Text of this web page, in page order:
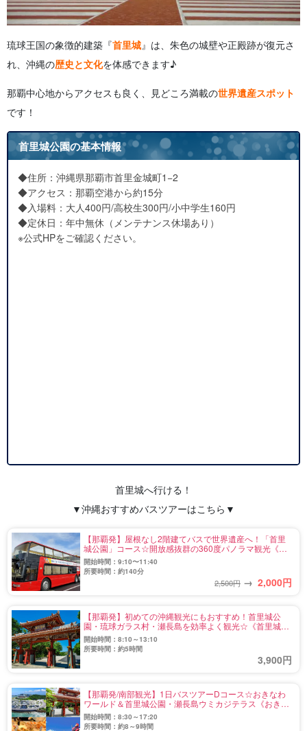
琉球王国の象徴的建築『首里城』は、朱色の城壁や正殿跡が復元さ
れ、沖縄の歴史と文化を体感できます♪
那覇中心地からアクセスも良く、見どころ満載の世界遺産スポット
です！
首里城公園の基本情報
◆住所：沖縄県那覇市首里金城町1−2
◆アクセス：那覇空港から約15分
◆入場料：大人400円/高校生300円/小中学生160円
◆定休日：年中無休（メンテナンス休場あり）
※公式HPをご確認ください。
首里城へ行ける！
▼沖縄おすすめバスツアーはこちら▼
【那覇発】屋根なし2階建てバスで世界遺産へ！「首里
城公園」コース☆開放感抜群の360度パノラマ観光《首
里城入場券付き》（No.731）
開始時間：9:10〜11:40
所要時間：約140分
2,500円 → 2,000円
【那覇発】初めての沖縄観光にもおすすめ！首里城公
園・琉球ガラス村・瀬長島を効率よく観光☆《首里城入
場券付き》（No.745）
開始時間：8:10～13:10
所要時間：約5時間
3,900円
【那覇発/南部観光】1日バスツアーDコース☆おきなわ
ワールド＆首里城公園・瀬長島ウミカジテラス《おきな
わワールド入園料込み・自動音声ガイダンス付》
（No.720）
開始時間：8:30～17:20
所要時間：約8～9時間